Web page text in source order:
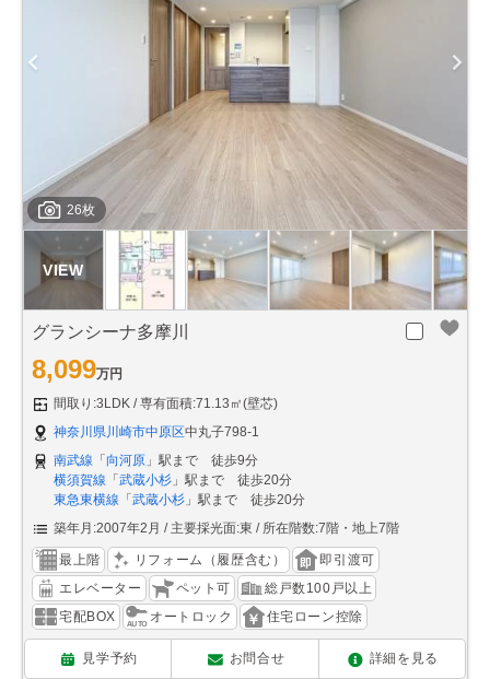
26枚
グランシーナ多摩川
8,099万円
間取り:3LDK
専有面積:71.13㎡(壁芯)
神奈川県川崎市中原区中丸子798-1
南武線 「 向河原 」駅まで 徒歩9分
横須賀線 「 武蔵小杉 」駅まで 徒歩20分
東急東横線 「 武蔵小杉 」駅まで 徒歩20分
築年月:2007年2月
主要採光面:東 所在階数:7階・地上7階
最上階 リフォーム（履歴含む）
即引渡可
エレベーター
ペット可
総戸数100戸以上
宅配BOX
オートロック 住宅ローン控除
見学予約 お問合せ 詳細を見る